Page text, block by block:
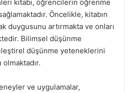
kitabı, öğrencilerin öğrenme
Öncelikle, kitabın
duygusunu artırmakta ve onları
Bilimsel düşünme
düşünme yeteneklerini
ve uygulamalar,